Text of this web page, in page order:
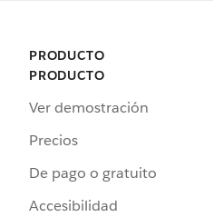
PRODUCTO
PRODUCTO
Ver demostración
Precios
De pago o gratuito
Accesibilidad